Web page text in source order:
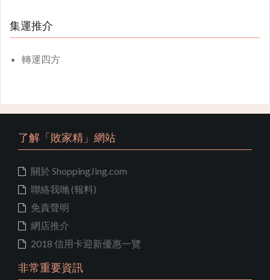
集運推介
轉運四方
了解「敗家精」網站
關於 ShoppingJing.com
聯絡我哋 (報料)
免責聲明
網店推介
2018 信用卡迎新優惠一覽
非常重要資訊